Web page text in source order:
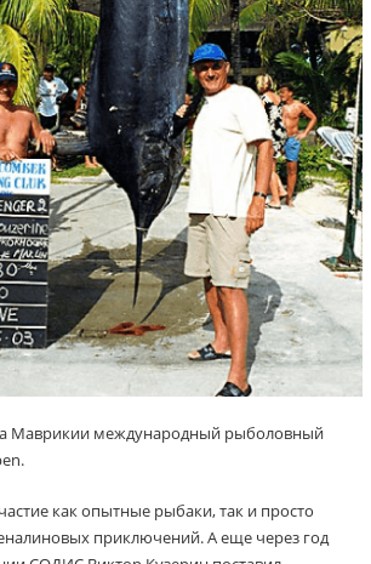
Маврикии международный рыболовный
как опытные рыбаки, так и просто
приключений. А еще через год